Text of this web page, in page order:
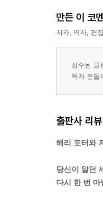
만든 이 코
저자, 역자, 편
접수된 글
독자 분들
출판사 리뷰
해리 포터와
당신이 알던
다시 한 번